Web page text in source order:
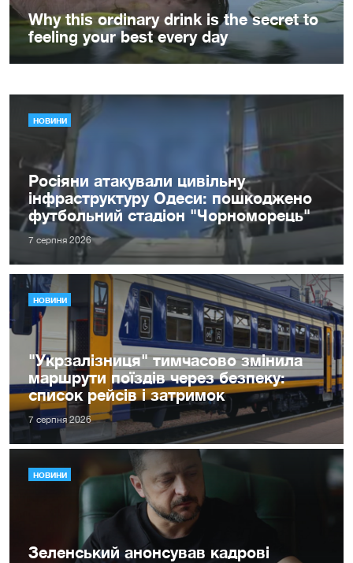
НОВИНИ
Росіяни атакували цивільну
інфраструктуру Одеси: пошкоджено
футбольний стадіон "Чорноморець"
7 серпня 2026
НОВИНИ
"Укрзалізниця" тимчасово змінила
маршрути поїздів через безпеку:
список рейсів і затримок
7 серпня 2026
НОВИНИ
Зеленський анонсував кадрові